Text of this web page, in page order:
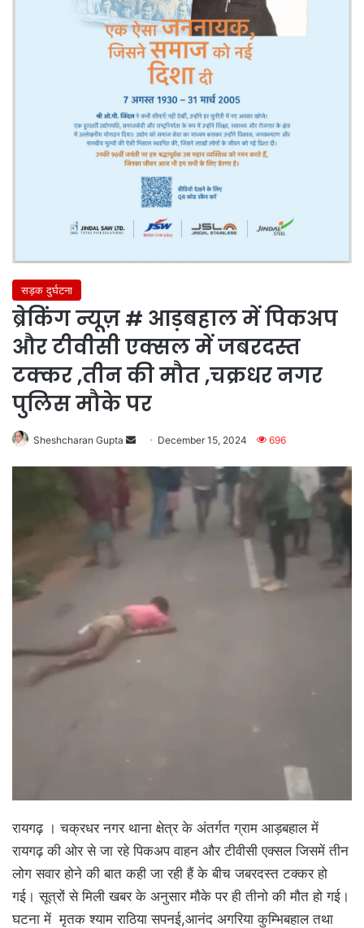
सड़क दुर्घटना
ब्रेकिंग न्यूज़ # आड़बहाल में पिकअप
और टीवीसी एक्सल में जबरदस्त
टक्कर ,तीन की मौत ,चक्रधर नगर
पुलिस मौके पर
Sheshcharan Gupta
Send
email
December 15, 2024 696
रायगढ़ । चक्रधर नगर थाना क्षेत्र के अंतर्गत ग्राम आड़बहाल में
रायगढ़ की ओर से जा रहे पिकअप वाहन और टीवीसी एक्सल जिसमें तीन
लोग सवार होने की बात कही जा रही हैं के बीच जबरदस्त टक्कर हो
गई। सूत्रों से मिली खबर के अनुसार मौके पर ही तीनो की मौत हो गई।
घटना में मृतक श्याम राठिया सपनई,आनंद अगरिया कुम्भिबहाल तथा